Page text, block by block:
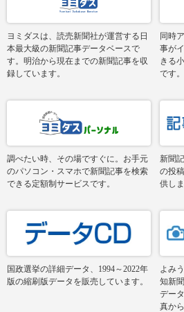
ヨミダスは、読売新聞社が運営する日
本最大級の新聞記事データベースで
す。明治から現在までの新聞記事を収
録しています。
同時
事が
きる
です。
調べたい時、その場ですぐに。お手元
のパソコン・スマホで新聞記事を検索
できる定額制サービスです。
新聞
の投
供しま
国政選挙の詳細データ、1994～2022年
版の縮刷版データを販売しています。
よみ
知新
デー
真か